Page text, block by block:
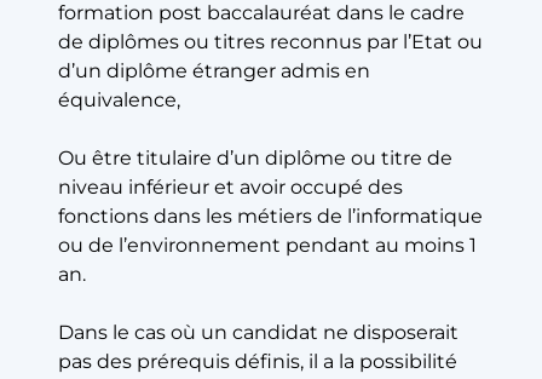
formation post baccalauréat dans le cadre
de diplômes ou titres reconnus par l’Etat ou
d’un diplôme étranger admis en
équivalence,
Ou être titulaire d’un diplôme ou titre de
niveau inférieur et avoir occupé des
fonctions dans les métiers de l’informatique
ou de l’environnement pendant au moins 1
an.
Dans le cas où un candidat ne disposerait
pas des prérequis définis, il a la possibilité